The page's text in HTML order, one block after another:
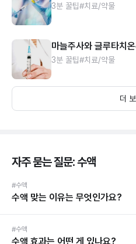
3분 꿀팁#치료/약물
마늘주사와 글루타치
3분 꿀팁#치료/약물
더 보
자주 묻는 질문: 수액
#수액
수액 맞는 이유는 무엇인가요?
#수액
수액 효과는 어떤 게 있나요?